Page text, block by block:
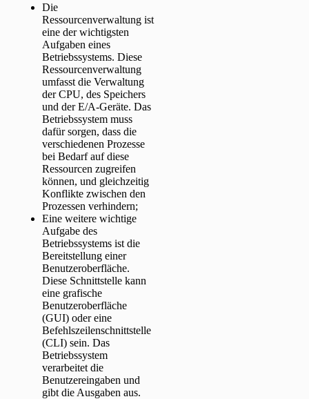
Die
Ressourcenverwaltung ist
eine der wichtigsten
Aufgaben eines
Betriebssystems. Diese
Ressourcenverwaltung
umfasst die Verwaltung
der CPU, des Speichers
und der E/A-Geräte. Das
Betriebssystem muss
dafür sorgen, dass die
verschiedenen Prozesse
bei Bedarf auf diese
Ressourcen zugreifen
können, und gleichzeitig
Konflikte zwischen den
Prozessen verhindern;
Eine weitere wichtige
Aufgabe des
Betriebssystems ist die
Bereitstellung einer
Benutzeroberfläche.
Diese Schnittstelle kann
eine grafische
Benutzeroberfläche
(GUI) oder eine
Befehlszeilenschnittstelle
(CLI) sein. Das
Betriebssystem
verarbeitet die
Benutzereingaben und
gibt die Ausgaben aus.